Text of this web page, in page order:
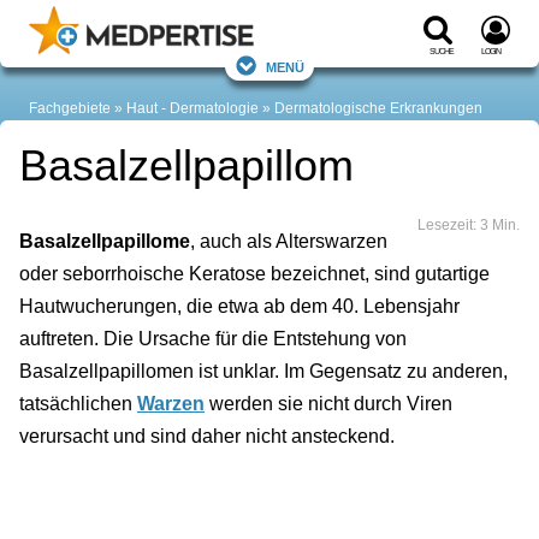
Suche Login
Menü
Fachgebiete Haut - Dermatologie Dermatologische Erkrankungen
Basalzellpapillom
Lesezeit: 3 Min.
Basalzellpapillome, auch als Alterswarzen
oder seborrhoische Keratose bezeichnet, sind gutartige
Hautwucherungen, die etwa ab dem 40. Lebensjahr
auftreten. Die Ursache für die Entstehung von
Basalzellpapillomen ist unklar. Im Gegensatz zu anderen,
tatsächlichen Warzen werden sie nicht durch Viren
verursacht und sind daher nicht ansteckend.